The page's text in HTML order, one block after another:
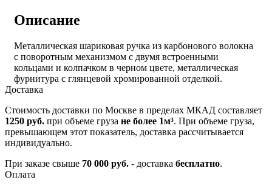
Описание
Металлическая шариковая ручка из карбонового волокна
с поворотным механизмом с двумя встроенными
кольцами и колпачком в черном цвете, металлическая
фурнитура с глянцевой хромированной отделкой.
Доставка
Стоимость доставки по Москве в пределах МКАД составляет
1250 руб. при объеме груза не более 1м³. При объеме груза,
превышающем этот показатель, доставка рассчитывается
индивидуально.
При заказе свыше 70 000 руб. - доставка бесплатно.
Оплата